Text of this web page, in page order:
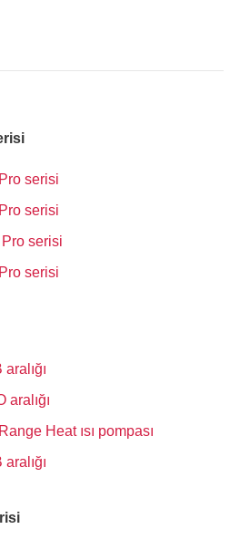
serisi
serisi
serisi
serisi
aralığı
Heat ısı pompası